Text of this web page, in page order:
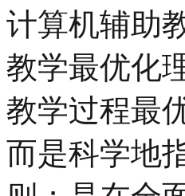
计算机辅助
教学最优化
教学过程最
而是科学地